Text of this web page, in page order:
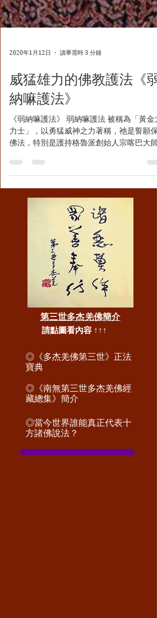
威猛雄力的佛教護法《弱
納嘛護法》
《弱納嘛護法》 弱納嘛護法 被稱為「黃金
力士」，以勇猛威神之力著稱，祂是誓願保
佛法，特別是護持格魯派創始人宗喀巴大師
效地為其所護持的行者摧伏魔障、遣除違緣
在藏傳 佛教 的傳統中，許多成就者或祖師
有其特定的主要護法，這些護法承擔著護衛
行者、協助弘法事業、遣除障礙的職責。弱
嘛護法正是以祂強大的力量來履行這一職責
宗喀巴大師是藏傳佛教史上極為重要的祖師
他復興了清淨的戒律與教法，創立了格魯派
（黃教）。據傳，弱納嘛護法在宗喀巴大師
修行或弘法過程中，曾扮演了遮止障難、助
成就的角色。例如，文獻提到宗喀巴大師曾
持大威德金剛來遮止壽命的災難，這說明他
面對重大障礙時，會依賴特定的本尊或護法
對我說：「仁波且要修護法，尤其在弘法事
上，護法會來協助你，我將 為你舉行一個弱
納嘛護法內密灌頂，該護法曾經是 宗喀巴大
師的護法。」 在莊嚴的壇城裡， 佛陀師父
第三世多杰羌佛簡介
◎《多杰羌佛第三世》正法
寶典
◎《南無第三世多杰羌佛經
◎當今世界誰能真正代表十
方諸佛說法？